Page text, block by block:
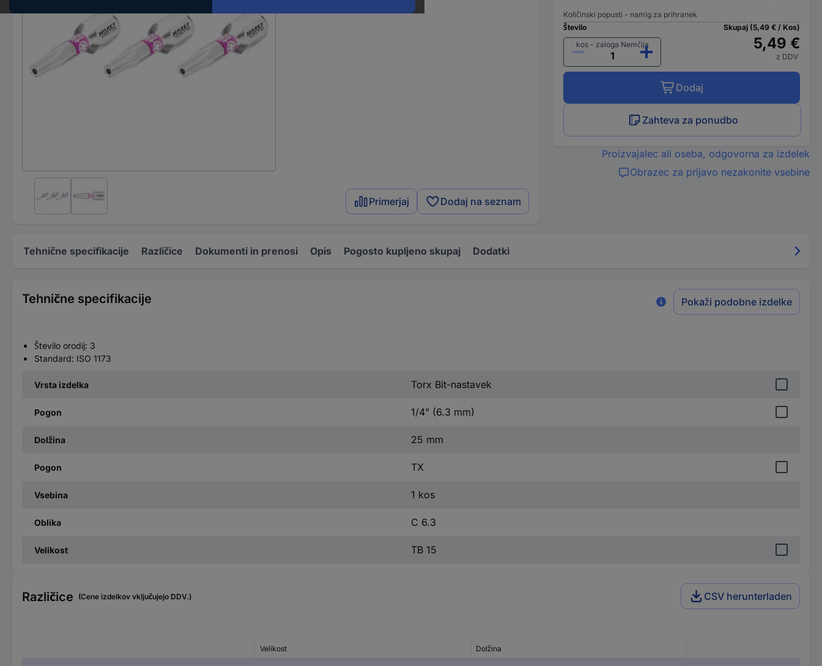
Primerjaj Dodaj na seznam
Količinski popusti - namig za prihranek
Število
kos - zaloga Nemčija
Skupaj (5,49 € / Kos)
5,49 €
z DDV
Dodaj
Zahteva za ponudbo
Proizvajalec ali oseba, odgovorna za izdelek
Obrazec za prijavo nezakonite vsebine
Tehnične specifikacije Različice Dokumenti in prenosi Opis Pogosto kupljeno skupaj Dodatki
Tehnične specifikacije Pokaži podobne izdelke
Število orodij: 3
Standard: ISO 1173
Vrsta izdelka Torx Bit-nastavek
Pogon 1/4" (6.3 mm)
Dolžina 25 mm
Pogon TX
Vsebina 1 kos
Oblika C 6.3
Velikost TB 15
Različice (Cene izdelkov vključujejo DDV.) CSV herunterladen
Velikost Dolžina